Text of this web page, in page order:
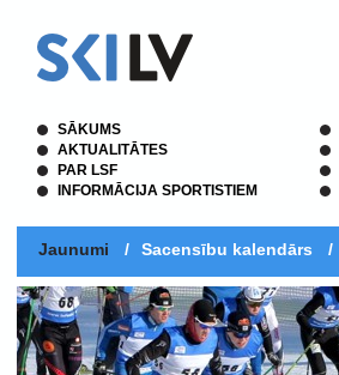
SĀKUMS
AKTUALITĀTES
PAR LSF
INFORMĀCIJA SPORTISTIEM
Jaunumi / Sacensību kalendārs /